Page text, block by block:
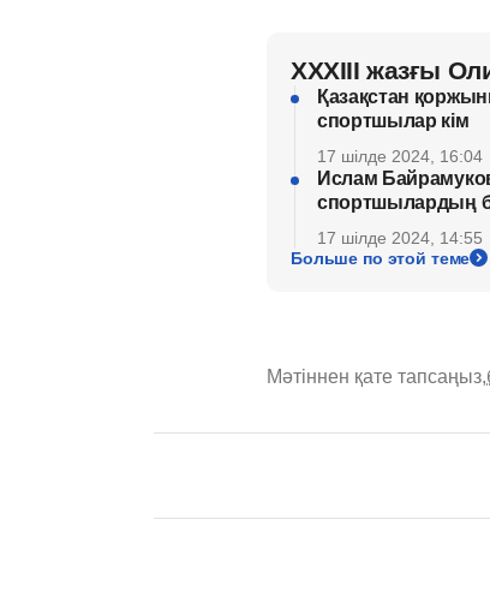
XXXIII жазғы
Қазақстан
спортшылар кім
17 шілде 2024, 16:04
Ислам
спортшылардың
17 шілде 2024, 14:55
Больше по этой теме
Мәтіннен қате тапсаңыз,